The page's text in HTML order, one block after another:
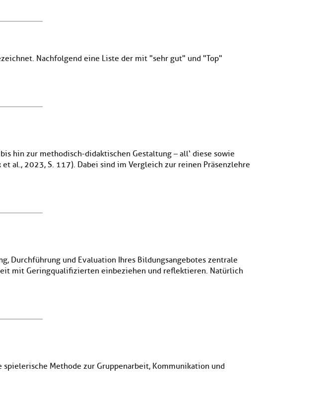
Nachfolgend eine Liste der mit "sehr gut" und "Top"
hin zur methodisch-didaktischen Gestaltung – all‘ diese sowie
al., 2023, S. 117). Dabei sind im Vergleich zur reinen Präsenzlehre
Durchführung und Evaluation Ihres Bildungsangebotes zentrale
mit Geringqualifizierten einbeziehen und reflektieren. Natürlich
spielerische Methode zur Gruppenarbeit, Kommunikation und